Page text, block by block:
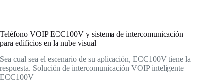
Teléfono VOIP ECC100V y sistema de intercomunicación
para edificios en la nube visual
Sea cual sea el escenario de su aplicación, ECC100V tiene la
respuesta. Solución de intercomunicación VOIP inteligente
ECC100V